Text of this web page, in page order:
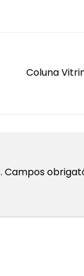
Coluna
Campos